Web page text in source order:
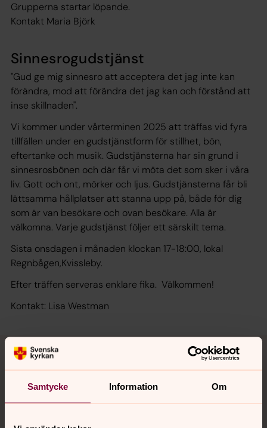
Samtycke Information Om
Grupperna startar löpande.
Kontakt Maria Björk
Sinnesrogudstjänst
"Gud ge mig sinnesro att acceptera det jag inte kan
förändra, mod att förändra det jag kan och förstånd att
inse skillnaden".
Vi kommer under vårterminen 2025 att träffas vid fyra
tillfällen under en gudstjänstform för stillhet, bön,
eftertanke och musik. Gudstjänsterna har sin grund i
sinnesrosbönen och där får vi möta det som sker i våra
liv. Gott och ont, mörker och ljus. Gudstjänsterna får bli
lättsamma hållplatser att stanna upp på, både för dig
som är van besökare och ovan besökare. Alla är
välkomna. Varje gudstjänst följer ett särskilt tema.
Sista onsdagen i månaden klockan 17-18:00, lokal
Regnbågen,Kvissleby.
Efter träffen serveras enklare fika. Välkommen!
Kontakt: Lisa Westman
Kontakter